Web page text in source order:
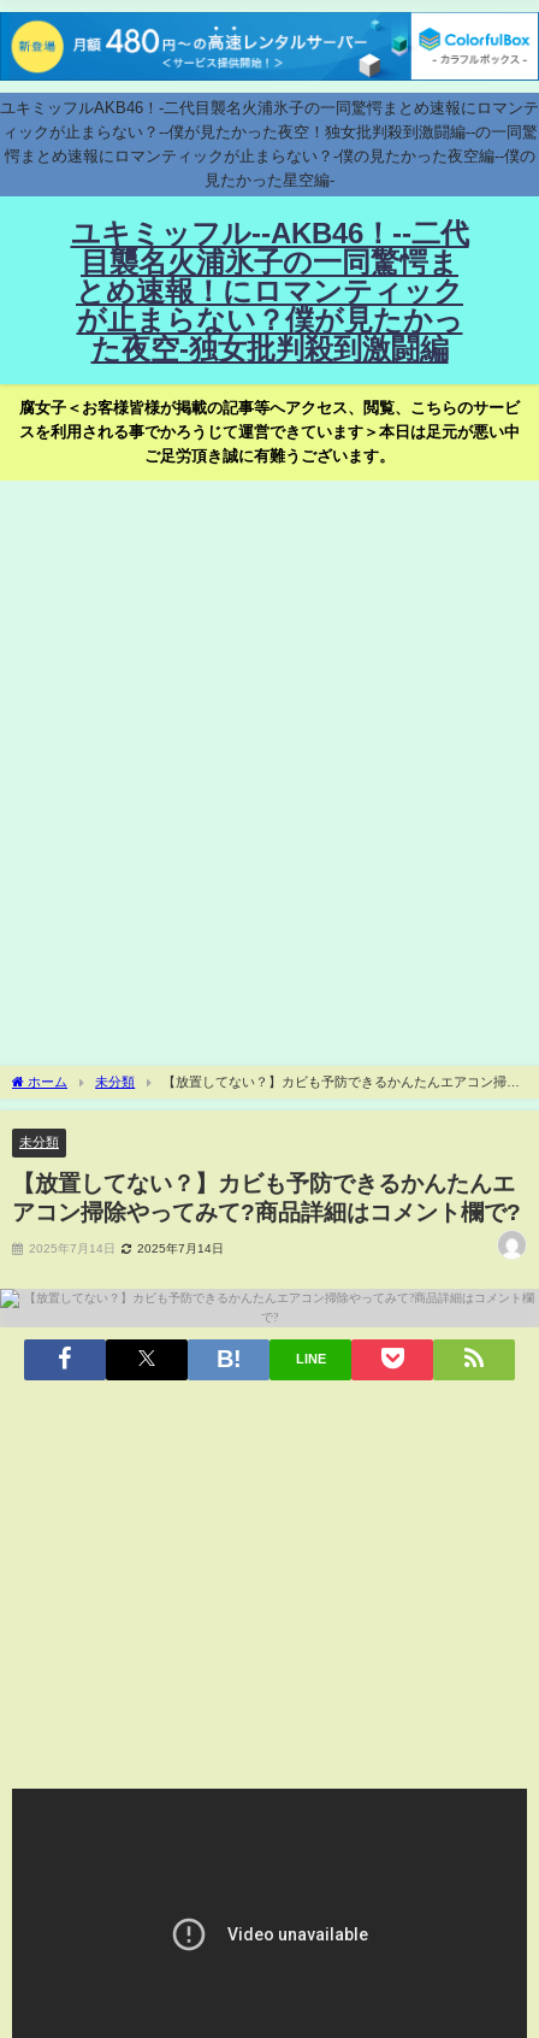
ユキミッフルAKB46！-二代目襲名火浦氷子の一同驚愕まとめ速報にロマンテ
ィックが止まらない？--僕が見たかった夜空！独女批判殺到激闘編--の一同驚
愕まとめ速報にロマンティックが止まらない？-僕の見たかった夜空編--僕の
見たかった星空編-
ユキミッフル--AKB46！--二代
目襲名火浦氷子の一同驚愕ま
とめ速報！にロマンティック
が止まらない？僕が見たかっ
た夜空-独女批判殺到激闘編
腐女子＜お客様皆様が掲載の記事等へアクセス、閲覧、こちらのサービ
スを利用される事でかろうじて運営できています＞本日は足元が悪い中
ご足労頂き誠に有難うございます。
ホーム 未分類
【放置してない？】カビも予防できるかんたんエアコン掃除
やってみて?商品詳細はコメント欄で?
未分類
【放置してない？】カビも予防できるかんたんエ
アコン掃除やってみて?商品詳細はコメント欄で?
2025年7月14日 2025年7月14日
LINE